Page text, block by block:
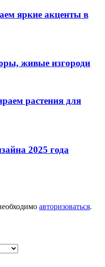
яркие акценты в
живые изгороди
растения для
2025 года
авторизоваться.